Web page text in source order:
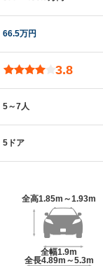
66.5万円
3.8
5～7人
5ドア
全高1.85m～1.93m
全幅1.9m
全長4.89m～5.3m